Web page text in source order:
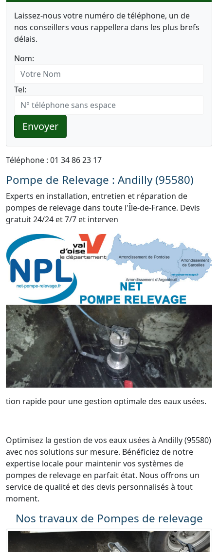
Laissez-nous votre numéro de téléphone, un de
nos conseillers vous rappellera dans les plus brefs
délais.
Nom:
Tel:
Envoyer
Téléphone : 01 34 86 23 17
Pompe de Relevage : Andilly (95580)
Experts en installation, entretien et réparation de
pompes de relevage dans toute l'Île-de-France. Devis
gratuit 24/24 et 7/7 et interven
tion rapide pour une gestion optimale des eaux usées.
Optimisez la gestion de vos eaux usées à Andilly (95580)
avec nos solutions sur mesure. Bénéficiez de notre
expertise locale pour maintenir vos systèmes de
pompes de relevage en parfait état. Nous offrons un
service de qualité et des devis personnalisés à tout
moment.
Nos travaux de Pompes de relevage